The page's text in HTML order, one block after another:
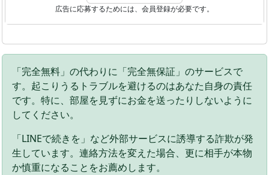
広告に応募するためには、会員登録が必要です。
「完全無料」の代わりに「完全無保証」のサービスで
す。起こりうるトラブルを避けるのはあなた自身の責任
です。特に、部屋を見ずにお金を送ったりしないように
してください。
「LINEで続きを」など外部サービスに誘導する詐欺が発
生しています。連絡方法を変えた場合、更に相手が本物
か慎重になることをお薦めします。